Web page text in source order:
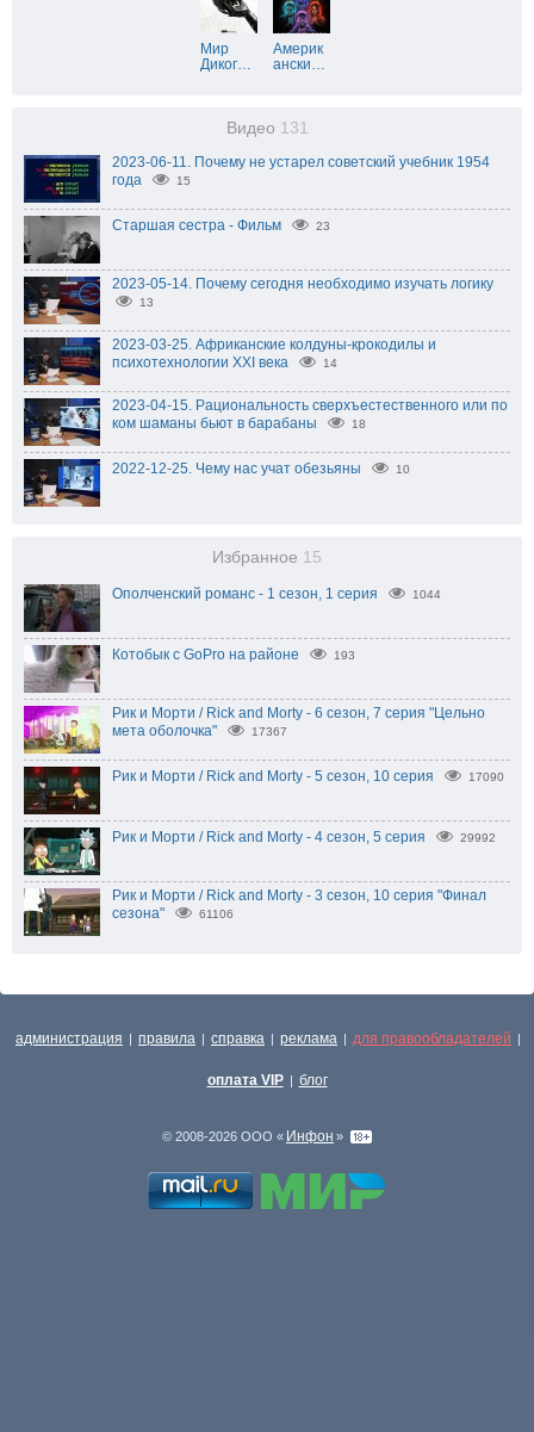
Мир
Диког…
Америк
ански…
Видео 131
2023-06-11. Почему не устарел советский учебник 1954
года
15
Старшая сестра - Фильм 23
2023-05-14. Почему сегодня необходимо изучать логику
13
2023-03-25. Африканские колдуны-крокодилы и
психотехнологии XXI века
14
2023-04-15. Рациональность сверхъестественного или по
ком шаманы бьют в барабаны
18
2022-12-25. Чему нас учат обезьяны 10
Избранное 15
Ополченский романс - 1 сезон, 1 серия 1044
Котобык с GoPro на районе 193
Рик и Морти / Rick and Morty - 6 сезон, 7 серия "Цельно
мета оболочка"
17367
Рик и Морти / Rick and Morty - 5 сезон, 10 серия 17090
Рик и Морти / Rick and Morty - 4 сезон, 5 серия 29992
Рик и Морти / Rick and Morty - 3 сезон, 10 серия "Финал
сезона"
61106
администрация | правила | справка | реклама | для правообладателей |
оплата VIP | блог
© 2008-2026 ООО « Инфон »